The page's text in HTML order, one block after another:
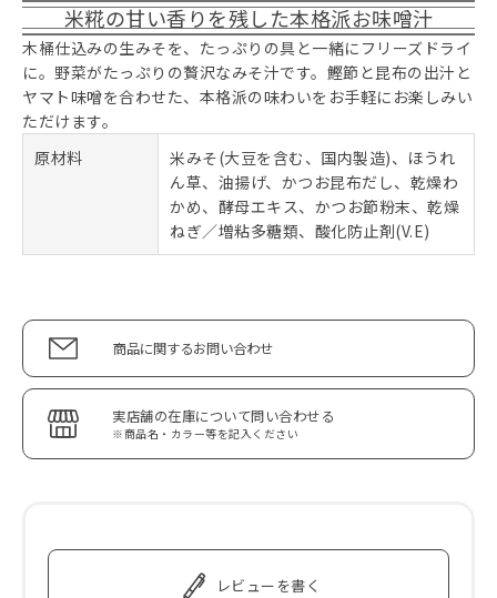
米糀の甘い香りを残した本格派お味噌汁
木桶仕込みの生みそを、たっぷりの具と一緒にフリーズドライ
に。野菜がたっぷりの贅沢なみそ汁です。鰹節と昆布の出汁と
ヤマト味噌を合わせた、本格派の味わいをお手軽にお楽しみい
ただけます。
原材料
米みそ(大豆を含む、国内製造)、ほうれ
ん草、油揚げ、かつお昆布だし、乾燥わ
かめ、酵母エキス、かつお節粉末、乾燥
ねぎ／増粘多糖類、酸化防止剤(V.E)
商品に関するお問い合わせ
実店舗の在庫について問い合わせる
※商品名・カラー等を記入ください
レビューを書く